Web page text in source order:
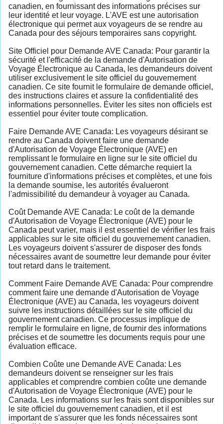
canadien, en fournissant des informations précises sur
leur identité et leur voyage. L'AVE est une autorisation
électronique qui permet aux voyageurs de se rendre au
Canada pour des séjours temporaires sans copyright.
Site Officiel pour Demande AVE Canada: Pour garantir la
sécurité et l'efficacité de la demande d'Autorisation de
Voyage Électronique au Canada, les demandeurs doivent
utiliser exclusivement le site officiel du gouvernement
canadien. Ce site fournit le formulaire de demande officiel,
des instructions claires et assure la confidentialité des
informations personnelles. Éviter les sites non officiels est
essentiel pour éviter toute complication.
Faire Demande AVE Canada: Les voyageurs désirant se
rendre au Canada doivent faire une demande
d'Autorisation de Voyage Électronique (AVE) en
remplissant le formulaire en ligne sur le site officiel du
gouvernement canadien. Cette démarche requiert la
fourniture d'informations précises et complètes, et une fois
la demande soumise, les autorités évalueront
l'admissibilité du demandeur à voyager au Canada.
Coût Demande AVE Canada: Le coût de la demande
d'Autorisation de Voyage Électronique (AVE) pour le
Canada peut varier, mais il est essentiel de vérifier les frais
applicables sur le site officiel du gouvernement canadien.
Les voyageurs doivent s'assurer de disposer des fonds
nécessaires avant de soumettre leur demande pour éviter
tout retard dans le traitement.
Comment Faire Demande AVE Canada: Pour comprendre
comment faire une demande d'Autorisation de Voyage
Électronique (AVE) au Canada, les voyageurs doivent
suivre les instructions détaillées sur le site officiel du
gouvernement canadien. Ce processus implique de
remplir le formulaire en ligne, de fournir des informations
précises et de soumettre les documents requis pour une
évaluation efficace.
Combien Coûte une Demande AVE Canada: Les
demandeurs doivent se renseigner sur les frais
applicables et comprendre combien coûte une demande
d'Autorisation de Voyage Électronique (AVE) pour le
Canada. Les informations sur les frais sont disponibles sur
le site officiel du gouvernement canadien, et il est
important de s'assurer que les fonds nécessaires sont